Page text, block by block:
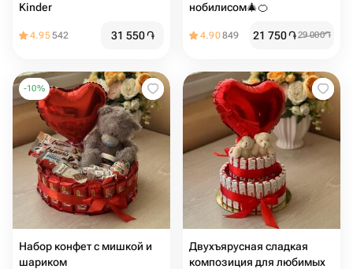
Kinder
4.95542 31 550֏
нобилисом🎄🍊
4.90849 21 750֏29 000֏
-10%
Набор конфет с мишкой и
шариком
Двухъярусная сладкая
композиция для любимых